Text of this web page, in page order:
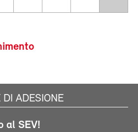
DI ADESIONE
al SEV!